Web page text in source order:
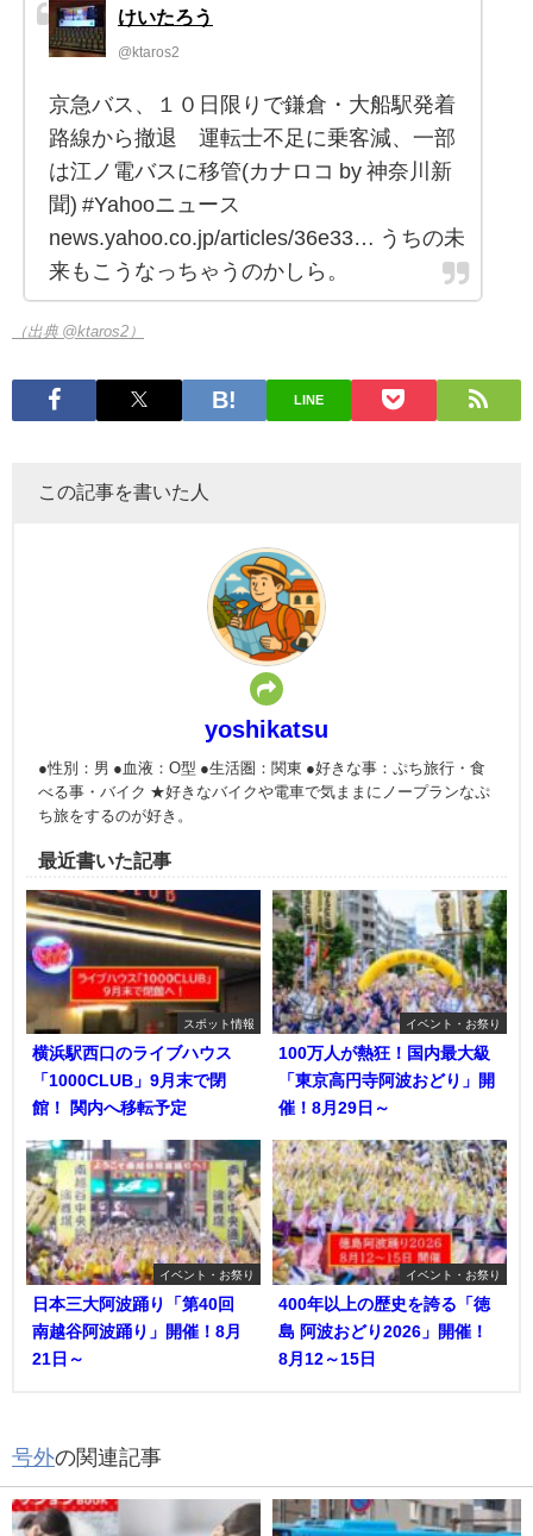
けいたろう
@ktaros2
京急バス、１０日限りで鎌倉・大船駅発着
路線から撤退 運転士不足に乗客減、一部
は江ノ電バスに移管(カナロコ by 神奈川新
聞) #Yahooニュース
news.yahoo.co.jp/articles/36e33… うちの未
来もこうなっちゃうのかしら。
（出典 @ktaros2）
LINE
この記事を書いた人
yoshikatsu
●性別：男 ●血液：O型 ●生活圏：関東 ●好きな事：ぷち旅行・食
べる事・バイク ★好きなバイクや電車で気ままにノープランなぷ
ち旅をするのが好き。
最近書いた記事
スポット情報
横浜駅西口のライブハウス
「1000CLUB」9月末で閉
館！ 関内へ移転予定
イベント・お祭り
100万人が熱狂！国内最大級
「東京高円寺阿波おどり」開
催！8月29日～
イベント・お祭り
日本三大阿波踊り「第40回
南越谷阿波踊り」開催！8月
21日～
イベント・お祭り
400年以上の歴史を誇る「徳
島 阿波おどり2026」開催！
8月12～15日
号外の関連記事